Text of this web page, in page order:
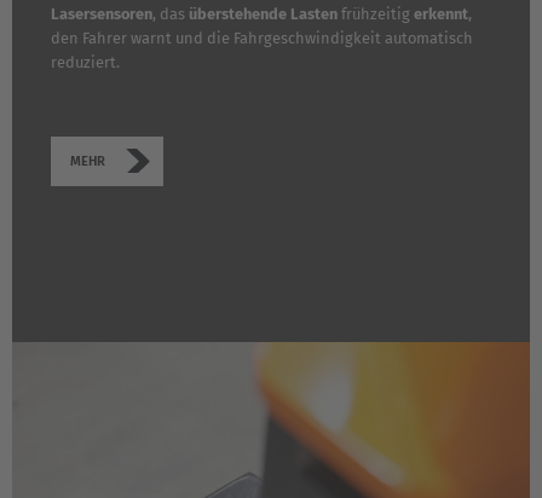
Lasersensoren, das überstehende Lasten frühzeitig erkennt,
den Fahrer warnt und die Fahrgeschwindigkeit automatisch
reduziert.
MEHR